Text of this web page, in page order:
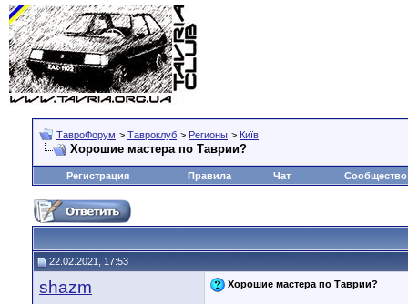
ТавроФорум > Тавроклуб > Регионы > Київ
Хорошие мастера по Таврии?
Регистрация Правила Чат Сообщество
22.02.2021, 17:53
shazm Хорошие мастера по Таврии?